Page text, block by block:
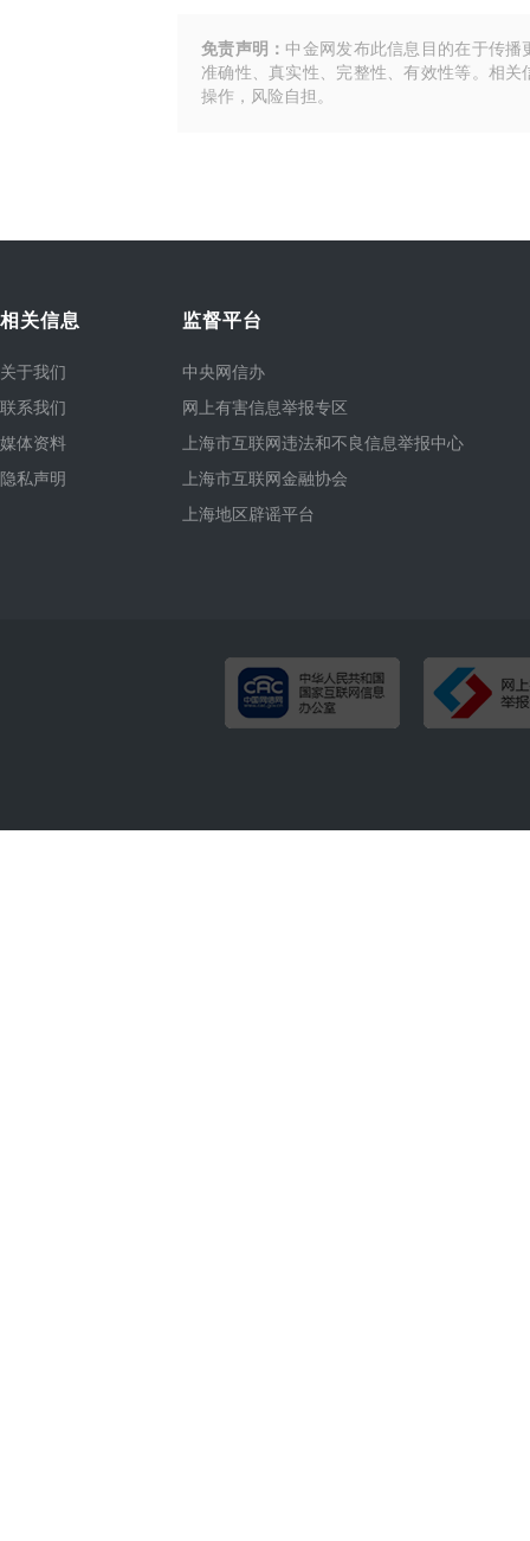
免责声明： 中金网发布此信息目的在于传
准确性、真实性、完整性、有效性等。相
操作，风险自担。
相关信息
关于我们
联系我们
媒体资料
隐私声明
监督平台
中央网信办
网上有害信息举报专区
上海市互联网违法和不良信息举报中心
上海市互联网金融协会
上海地区辟谣平台